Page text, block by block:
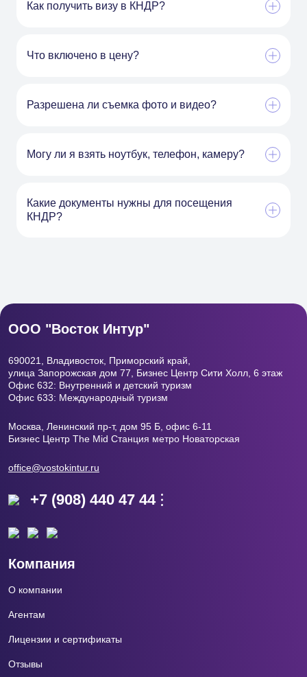
Как получить визу в КНДР?
Что включено в цену?
Разрешена ли съемка фото и видео?
Могу ли я взять ноутбук, телефон, камеру?
Какие документы нужны для посещения
КНДР?
Компания
О компании
Агентам
Лицензии и сертификаты
Отзывы
ООО "Восток Интур"
690021, Владивосток, Приморский край,
улица Запорожская дом 77, Бизнес Центр Сити Холл, 6 этаж
Офис 632: Внутренний и детский туризм
Офис 633: Международный туризм
Москва, Ленинский пр-т, дом 95 Б, офис 6-11
Бизнес Центр The Mid Станция метро Новаторская
office@vostokintur.ru
+7 (908) 440 47 44